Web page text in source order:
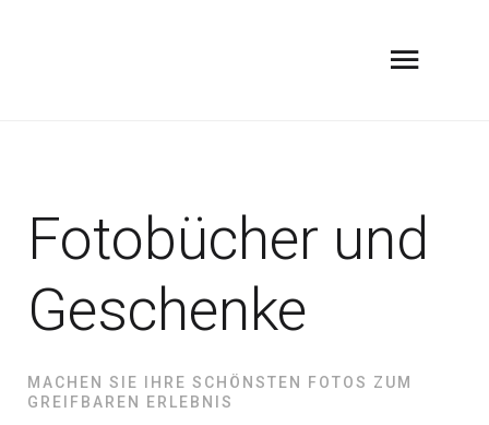
Fotobücher und
Geschenke
MACHEN SIE IHRE SCHÖNSTEN FOTOS ZUM
GREIFBAREN ERLEBNIS